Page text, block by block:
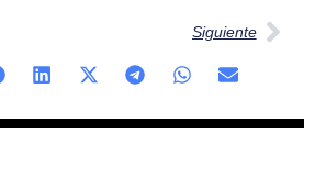
Siguiente